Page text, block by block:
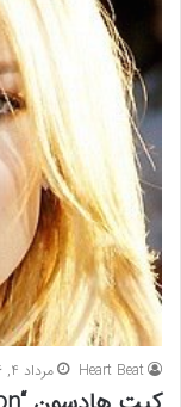
Heart Beat مرداد 4, 1396